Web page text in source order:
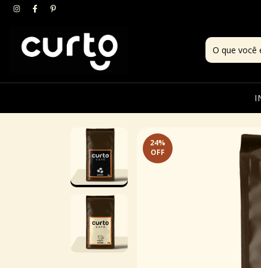
24%
OFF